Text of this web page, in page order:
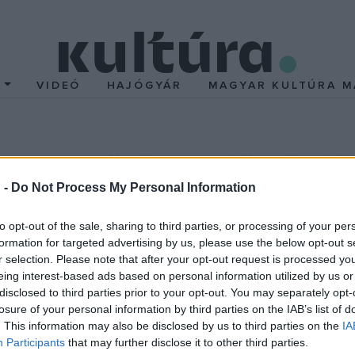
- Do Not Process My Personal Information
opt-out of the sale, sharing to third parties, or processing of your
for targeted advertising by us, please use the below opt-out
selection. Please note that after your opt-out request is processed
interest-based ads based on personal information utilized by us
to third parties prior to your opt-out. You may separately
of your personal information by third parties on the IAB’s list of
This information may also be disclosed by us to third parties on the
Participants that may further disclose it to other third parties.
VIDEÓ HAJÓGYÁR MAGYAR KULTÚRA
először
Daniele Dori szeptember 25-én ad koncertet
firenzei dómnak, egyben vezetője a katedrális kórusának.
át Svédországig a lenevesebb zenei fesztiválokon.
Benucci. 2015-ben Ferenc pápa hivatalos látogatása során
az olaszországi Chiantiban évente megrendezett